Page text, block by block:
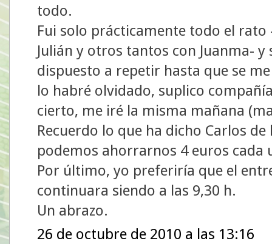
todo.
Fui solo prácticamente todo el
Julián y otros tantos con Juanma-
dispuesto a repetir hasta que se
lo habré olvidado, suplico
cierto, me iré la misma mañana
Recuerdo lo que ha dicho Carlos
podemos ahorrarnos 4 euros cada
Por último, yo preferiría que el
continuara siendo a las 9,30 h.
Un abrazo.
26 de octubre de 2010 a las 13:16